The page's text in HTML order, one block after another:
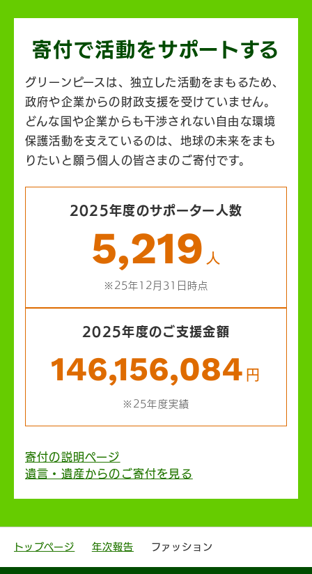
寄付で活動をサポートする
グリーンピースは、独立した活動をまもるため、
政府や企業からの財政支援を受けていません。
どんな国や企業からも干渉されない自由な環境
保護活動を支えているのは、地球の未来をまも
りたいと願う個人の皆さまのご寄付です。
2025年度のサポーター人数
5,219 人
※25年12月31日時点
2025年度のご支援金額
146,156,084 円
※25年度実績
寄付の説明ページ
遺言・遺産からのご寄付を見る
トップページ 年次報告 ファッション